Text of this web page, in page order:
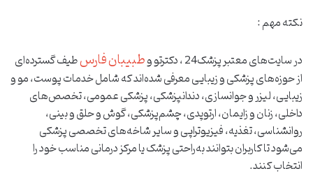
نکته مهم :
در سایت‌های معتبر پزشک24 ، دکترتو و
طبیبان فارسطیف گسترده‌ای
از حوزه‌های پزشکی و زیبایی معرفی شده‌اند که شامل خدمات پوست، مو و
زیبایی، لیزر و جوانسازی، دندانپزشکی، پزشکی عمومی، تخصص‌های
داخلی، زنان و زایمان، ارتوپدی، چشم‌پزشکی، گوش و حلق و بینی،
روانشناسی، تغذیه، فیزیوتراپی و سایر شاخه‌های تخصصی پزشکی
می‌شود تا کاربران بتوانند به‌راحتی پزشک یا مرکز درمانی مناسب خود را
انتخاب کنند.